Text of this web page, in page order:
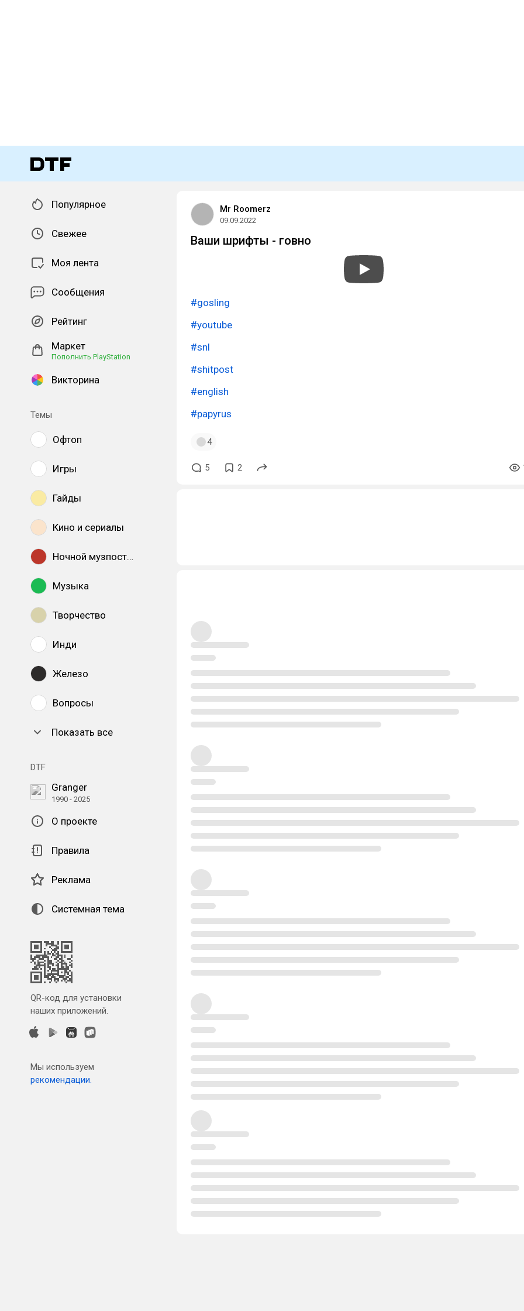
Популярное
Свежее
Моя лента
Сообщения
Рейтинг
Маркет
Пополнить PlayStation
Викторина
Темы
Офтоп
Игры
Гайды
Кино и сериалы
Ночной музпостинг
Музыка
Творчество
Инди
Железо
Вопросы
Показать все
DTF
Granger
1990 - 2025
О проекте
Правила
Реклама
Системная тема
QR-код для установки
наших приложений.
Мы используем
рекомендации.
Mr Roomerz
09.09.2022
Ваши шрифты - говно
#gosling
#youtube
#snl
#shitpost
#english
#papyrus
4
5 2